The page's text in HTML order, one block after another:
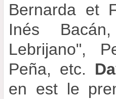
Bernarda et
Inés
Lebrijano",
Peña, etc.
en est le